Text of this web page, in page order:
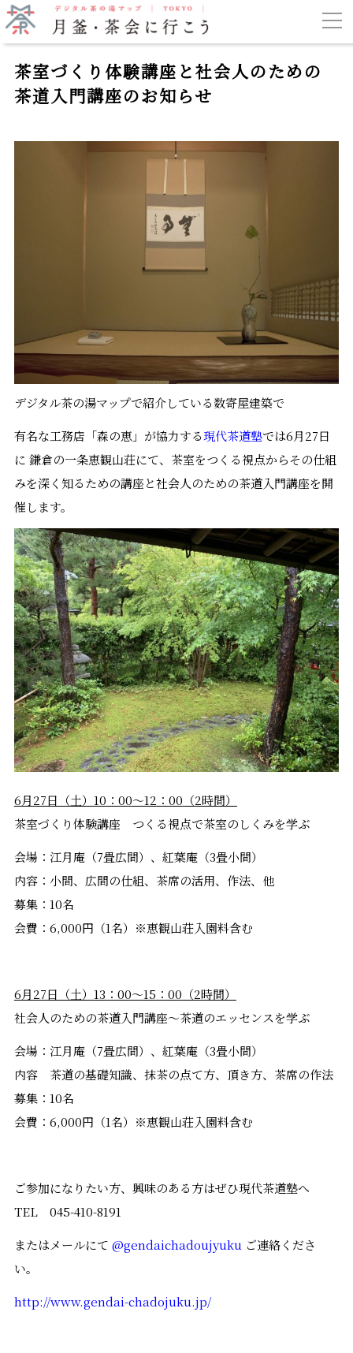
茶室づくり体験講座と社会人のための
茶道入門講座のお知らせ
デジタル茶の湯マップで紹介している数寄屋建築で
有名な工務店「森の恵」が協力する現代茶道塾では6月27日
に 鎌倉の一条恵観山荘にて、茶室をつくる視点からその仕組
みを深く知るための講座と社会人のための茶道入門講座を開
催します。
6月27日（土） 10 ： 00〜12 ： 00 （2時間）
茶室づくり体験講座 つくる視点で茶室のしくみを学ぶ
会場：江月庵（7畳広間）、紅葉庵（3畳小間）
内容：小間、広間の仕組、茶席の活用、作法、他
募集：10名
会費： 6,000円（1名） ※恵観山荘入園料含む
6月27日（土） 13 ： 00〜15 ： 00 （2時間）
社会人のための茶道入門講座～茶道のエッセンスを学ぶ
会場：江月庵（7畳広間）、紅葉庵（3畳小間）
内容 茶道の基礎知識、抹茶の点て方、頂き方、茶席の作法
募集：10名
会費：6,000円（1名）※恵観山荘入園料含む
ご参加になりたい方、興味のある方はぜひ現代茶道塾へ
TEL 045-410-8191
またはメールにて @gendaichadoujyuku ご連絡くださ
い。
http://www.gendai-chadojuku.jp/